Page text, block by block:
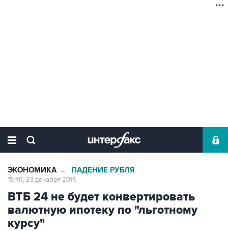
ЭКОНОМИКА → ПАДЕНИЕ РУБЛЯ
15:46, 23 декабря 2014
ВТБ 24 не будет конвертировать
валютную ипотеку по "льготному
курсу"